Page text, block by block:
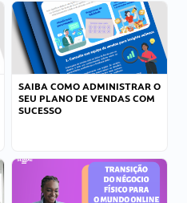
SAIBA COMO ADMINISTRAR O
SEU PLANO DE VENDAS COM
SUCESSO